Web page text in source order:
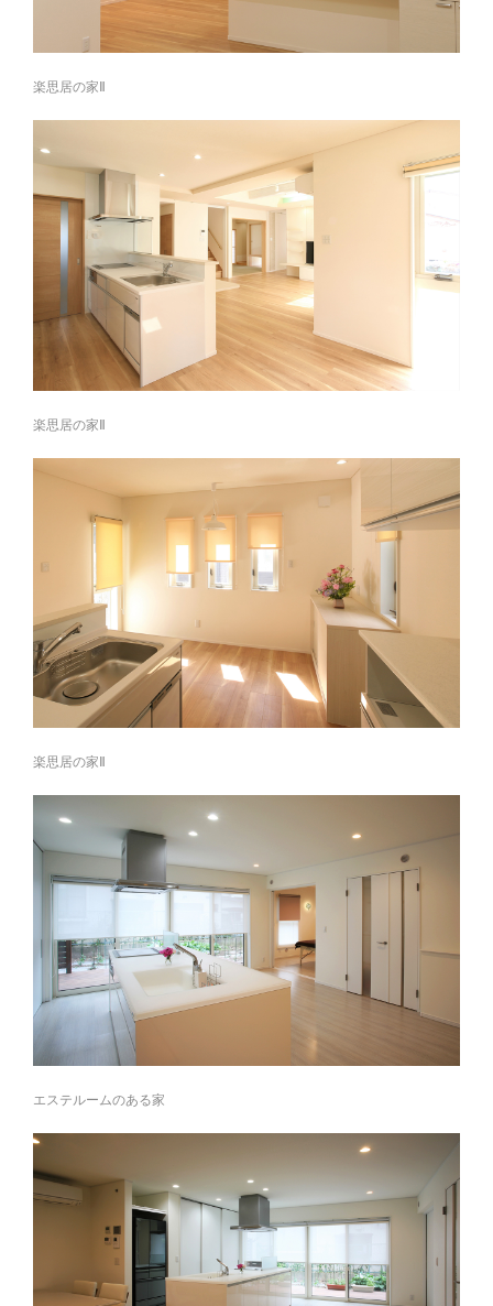
楽思居の家Ⅱ
楽思居の家Ⅱ
楽思居の家Ⅱ
エステルームのある家